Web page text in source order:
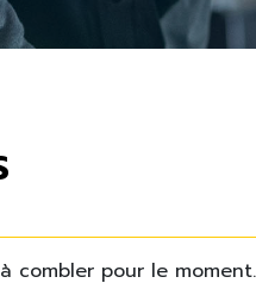
combler pour le moment.